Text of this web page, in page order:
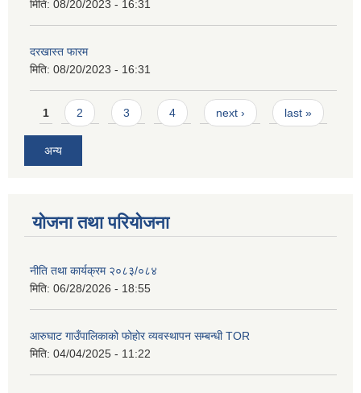
मिति: 08/20/2023 - 16:31
दरखास्त फारम
मिति: 08/20/2023 - 16:31
Pages
1 2 3 4 next › last »
अन्य
योजना तथा परियोजना
नीति तथा कार्यक्रम २०८३/०८४
मिति: 06/28/2026 - 18:55
आरुघाट गाउँपालिकाको फोहोर व्यवस्थापन सम्बन्धी TOR
मिति: 04/04/2025 - 11:22